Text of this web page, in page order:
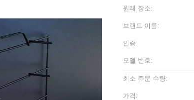
원래 장소:
브랜드 이름:
인증:
모델 번호:
최소 주문 수량:
가격: